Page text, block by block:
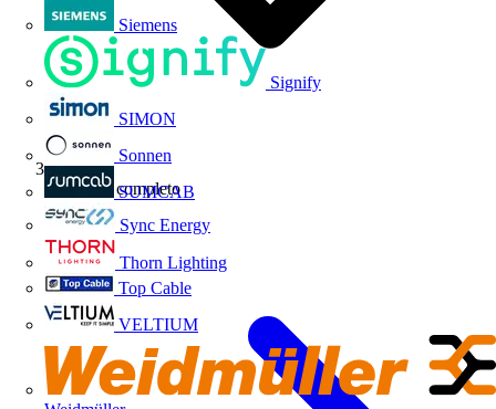
Siemens
Signify
SIMON
Sonnen
SUMCAB
Sync Energy
Thorn Lighting
Top Cable
VELTIUM
Webinar completo